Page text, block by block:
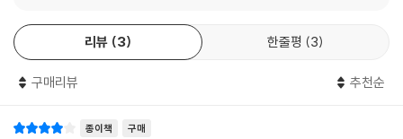
그를 감싸 주었다.’
토지는 왕룽에게 행운을 가져다주어, 그는 많은 땅을 가진 대지주가 된다.
세월이 흐른 뒤 늙고 병든 왕룽은 자리에 누워, 자식들이 땅을 팔기 위해 의
끝장이야.” “우리는 땅에서 태어났어. 그리고 다시 땅으로 돌아가야만 한
리뷰 3 한줄평 3
구매리뷰 추천순
종이책 구매